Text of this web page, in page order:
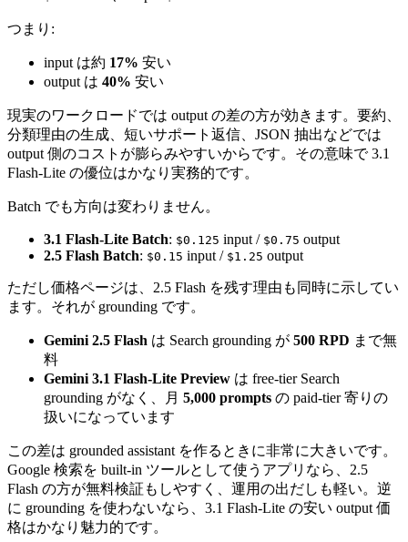
つまり:
input は約 17% 安い
output は 40% 安い
現実のワークロードでは output の差の方が効きます。要約、
分類理由の生成、短いサポート返信、JSON 抽出などでは
output 側のコストが膨らみやすいからです。その意味で 3.1
Flash-Lite の優位はかなり実務的です。
Batch でも方向は変わりません。
3.1 Flash-Lite Batch: $0.125 input / $0.75 output
2.5 Flash Batch: $0.15 input / $1.25 output
ただし価格ページは、2.5 Flash を残す理由も同時に示してい
ます。それが grounding です。
Gemini 2.5 Flash は Search grounding が 500 RPD まで無
料
Gemini 3.1 Flash-Lite Preview は free-tier Search
grounding がなく、月 5,000 prompts の paid-tier 寄りの
扱いになっています
この差は grounded assistant を作るときに非常に大きいです。
Google 検索を built-in ツールとして使うアプリなら、2.5
Flash の方が無料検証もしやすく、運用の出だしも軽い。逆
に grounding を使わないなら、3.1 Flash-Lite の安い output 価
格はかなり魅力的です。